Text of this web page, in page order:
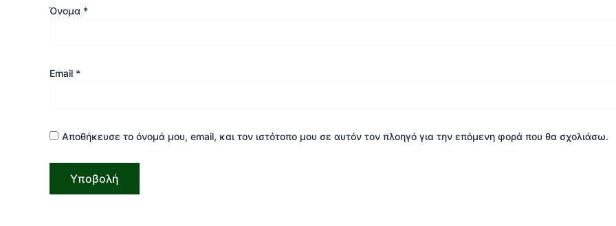
Όνομα *
Email *
Αποθήκευσε το όνομά μου, email, και τον ιστότοπο μου σε αυτόν τον πλοηγό για την επόμενη φορά που θα σχολιάσω.